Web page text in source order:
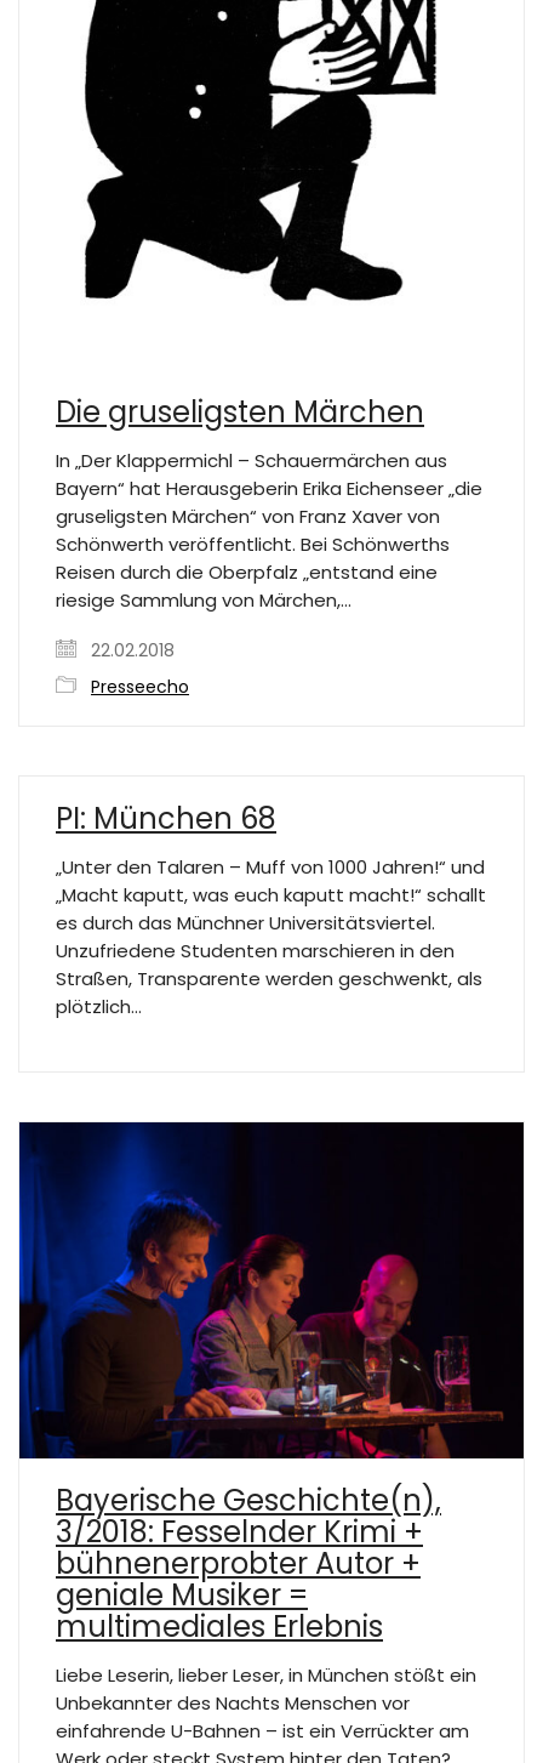
Die gruseligsten Märchen
In „Der Klappermichl – Schauermärchen aus
Bayern“ hat Herausgeberin Erika Eichenseer „die
gruseligsten Märchen“ von Franz Xaver von
Schönwerth veröffentlicht. Bei Schönwerths
Reisen durch die Oberpfalz „entstand eine
riesige Sammlung von Märchen,…
22.02.2018
Presseecho
PI: München 68
„Unter den Talaren – Muff von 1000 Jahren!“ und
„Macht kaputt, was euch kaputt macht!“ schallt
es durch das Münchner Universitätsviertel.
Unzufriedene Studenten marschieren in den
Straßen, Transparente werden geschwenkt, als
plötzlich…
Bayerische Geschichte(n),
3/2018: Fesselnder Krimi +
bühnenerprobter Autor +
geniale Musiker =
multimediales Erlebnis
Liebe Leserin, lieber Leser, in München stößt ein
Unbekannter des Nachts Menschen vor
einfahrende U-Bahnen – ist ein Verrückter am